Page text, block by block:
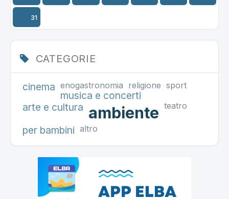
31
CATEGORIE
cinema enogastronomia religione sport
musica e concerti
arte e cultura ambiente teatro
per bambini altro